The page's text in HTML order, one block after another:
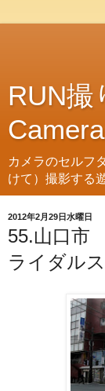
RUN撮
カメラのセルフ
けて）撮影する
2012年2月29日水曜日
55.山口市
ライダル